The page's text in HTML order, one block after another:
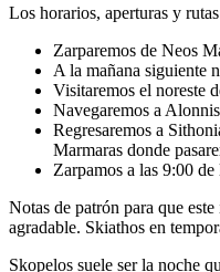
Los horarios, aperturas y
Zarparemos de Neos
A la mañana siguiente
Visitaremos el noreste
Navegaremos a
Regresaremos a
Marmaras donde
Zarpamos a las 9:00 de
Notas de patrón para que
agradable. Skiathos en
Skopelos suele ser la noche